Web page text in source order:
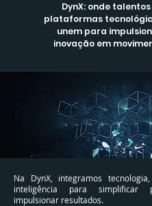
DynX: onde talentos
plataformas
unem para
inovação em
Na DynX, integramos
inteligência para simplificar
impulsionar resultados.